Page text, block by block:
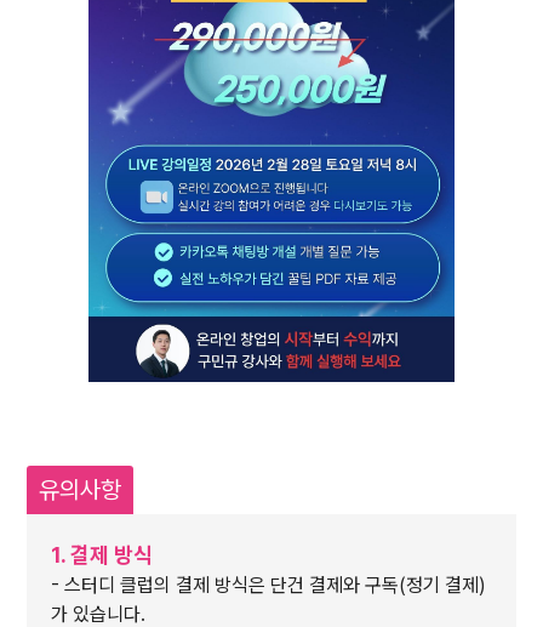
유의사항
1. 결제 방식
- 스터디 클럽의 결제 방식은 단건 결제와 구독(정기 결제)
가 있습니다.